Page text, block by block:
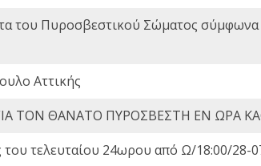
του Πυροσβεστικού Σώματος
Αττικής
ΤΟΝ ΘΑΝΑΤΟ ΠΥΡΟΣΒΕΣΤΗ ΕΝ ΩΡΑ
του τελευταίου 24ωρου από Ω/18:00/